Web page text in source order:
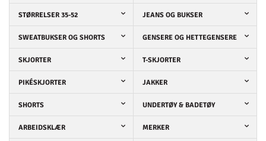
STØRRELSER 35-52 JEANS OG BUKSER
SWEATBUKSER OG SHORTS GENSERE OG HETTEGENSERE
SKJORTER T-SKJORTER
PIKÉSKJORTER JAKKER
SHORTS UNDERTØY & BADETØY
ARBEIDSKLÆR MERKER